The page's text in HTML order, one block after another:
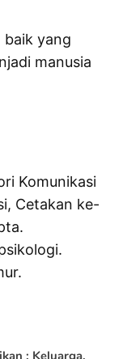
baik yang
manusia
Komunikasi
Cetakan ke-
: Keluarga,